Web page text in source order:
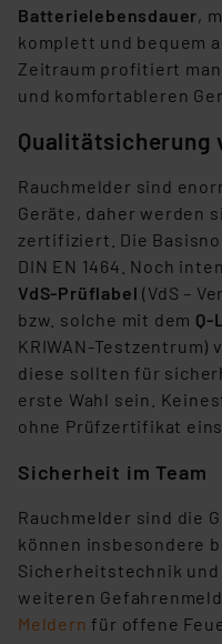
Batterielebensdauer,
komplett und bequem
Zeitraum profitiert man
und komfortableren
Qualitätsicherung
Rauchmelder sind
Geräte, daher werden
zertifiziert. Die
DIN EN 1464. Noch
VdS-Prüflabel (VdS –
bzw. solche mit dem Q-
KRIWAN-Testzentrum)
diese sollten für
erste Wahl sein.
ohne Prüfzertifikat
Sicherheit im Team
Rauchmelder sind die
können insbesondere
Sicherheitstechnik und
weiteren
Meldernfür offene